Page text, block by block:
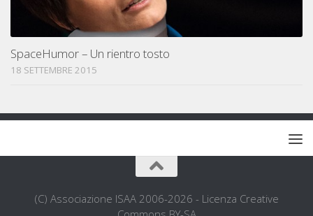
SpaceHumor – Un rientro tosto
18 SETTEMBRE 2015
(C) Associazione ISAA 2006-2026 - Licenza Creative